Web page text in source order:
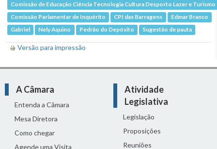
Comissão de Educação Ciência Tecnologia Cultura Desporto Lazer e Turismo
Comissão Parlamentar de Inquérito
CPI das Barragens
Edmar Branco
Gabriel
Nely Aquino Pedrão do Depósito Sugestão de pauta
Versão para impressão
A Câmara
Entenda a Câmara
Mesa Diretora
Como chegar
Agende uma Visita
Atividade
Legislativa
Legislação
Proposições
Reuniões